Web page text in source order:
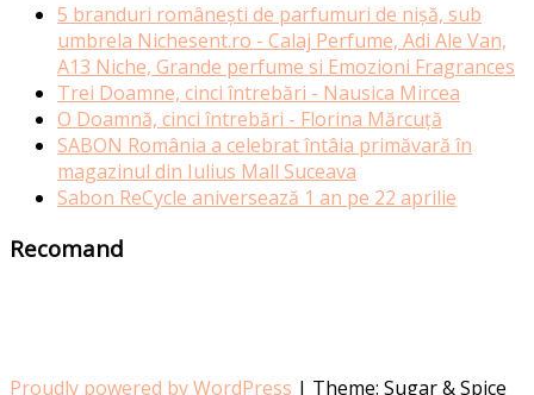
5 branduri românești de parfumuri de nișă, sub
umbrela Nichesent.ro - Calaj Perfume, Adi Ale Van,
A13 Niche, Grande perfume si Emozioni Fragrances
Trei Doamne, cinci întrebări - Nausica Mircea
O Doamnă, cinci întrebări - Florina Mărcuță
SABON România a celebrat întâia primăvară în
magazinul din Iulius Mall Suceava
Sabon ReCycle aniversează 1 an pe 22 aprilie
Recomand
Proudly powered by WordPress | Theme: Sugar & Spice